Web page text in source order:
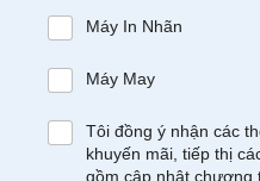
Máy In Nhãn
Máy May
Tôi đồng ý nhận các
khuyến mãi, tiếp thị
gồm cập nhật chương